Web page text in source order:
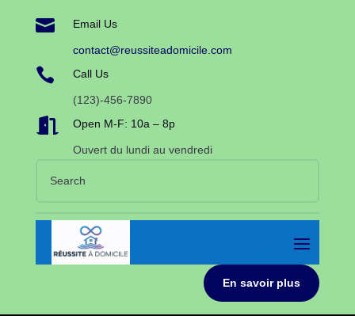
 Email Us
contact@reussiteadomicile.com
 Call Us
(123)-456-7890
 Open M-F: 10a – 8p
Ouvert du lundi au vendredi
En savoir plus